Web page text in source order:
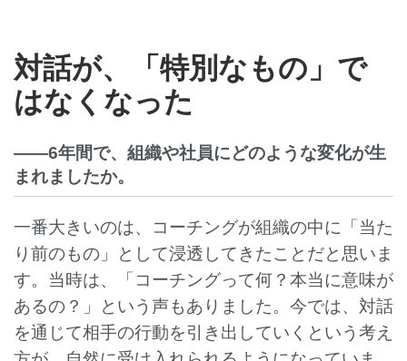
対話が、「特別なもの」で
はなくなった
――6年間で、組織や社員にどのような変化が生
まれましたか。
一番大きいのは、コーチングが組織の中に「当た
り前のもの」として浸透してきたことだと思いま
す。当時は、「コーチングって何？本当に意味が
あるの？」という声もありました。今では、対話
を通じて相手の行動を引き出していくという考え